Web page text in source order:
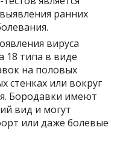
ранних
вируса
18 типа в виде
на половых
стенках или вокруг
Бородавки имеют
вид и могут
или даже болевые